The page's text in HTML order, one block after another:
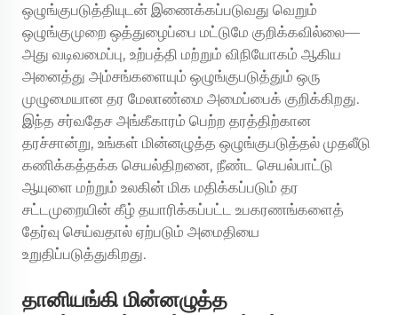
ஒழுங்குபடுத்தியுடன் இணைக்கப்படுவது வெறும்
ஒழுங்குமுறை ஒத்துழைப்பை மட்டுமே குறிக்கவில்லை—
அது வடிவமைப்பு, உற்பத்தி மற்றும் விநியோகம் ஆகிய
அனைத்து அம்சங்களையும் ஒழுங்குபடுத்தும் ஒரு
முழுமையான தர மேலாண்மை அமைப்பைக் குறிக்கிறது.
இந்த சர்வதேச அங்கீகாரம் பெற்ற தரத்திற்கான
தரச்சான்று, உங்கள் மின்னழுத்த ஒழுங்குபடுத்தல் முதலீடு
கணிக்கத்தக்க செயல்திறனை, நீண்ட செயல்பாட்டு
ஆயுளை மற்றும் உலகின் மிக மதிக்கப்படும் தர
சட்டமுறையின் கீழ் தயாரிக்கப்பட்ட உபகரணங்களைத்
தேர்வு செய்வதால் ஏற்படும் அமைதியை
உறுதிப்படுத்துகிறது.
தானியங்கி மின்னழுத்த